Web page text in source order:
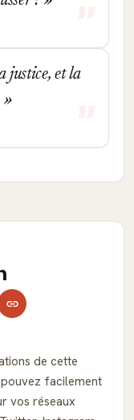
justice, et la
de cette
pouvez facilement
vos réseaux